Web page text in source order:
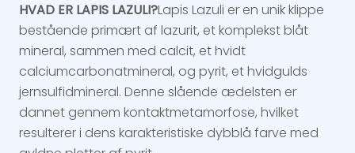
HVAD ER LAPIS LAZULI?Lapis Lazuli er en unik klippe
bestående primært af lazurit, et komplekst blåt
mineral, sammen med calcit, et hvidt
calciumcarbonatmineral, og pyrit, et hvidgulds
jernsulfidmineral. Denne slående ædelsten er
dannet gennem kontaktmetamorfose, hvilket
resulterer i dens karakteristiske dybblå farve med